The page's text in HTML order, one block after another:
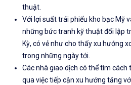
thuật.
Với lợi suất trái phiếu kho bạc Mỹ
những bức tranh kỹ thuật đối lập
Kỳ, có vẻ như cho thấy xu hướng
trong những ngày tới.
Các nhà giao dịch có thể tìm
qua việc tiếp cận xu hướng tăng